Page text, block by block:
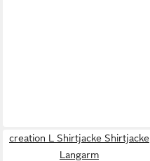
creation L Shirtjacke Shirtjacke
Langarm